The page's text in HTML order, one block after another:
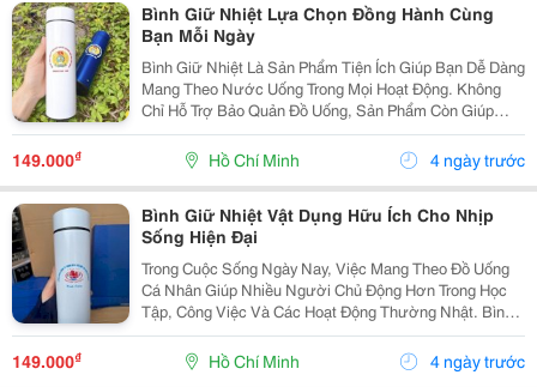
Bình Giữ Nhiệt Lựa Chọn Đồng Hành Cùng
Bạn Mỗi Ngày
Bình Giữ Nhiệt Là Sản Phẩm Tiện Ích Giúp Bạn Dễ Dàng
Mang Theo Nước Uống Trong Mọi Hoạt Động. Không
Chỉ Hỗ Trợ Bảo Quản Đồ Uống, Sản Phẩm Còn Giúp
Hình Thành Thói Quen Sử Dụng Đồ Dùng Cá Nhân, Phù
Hợp Với Nhịp Sống Bận Rộn Hiện Nay. Chọn Bình
149.000₫ Hồ Chí Minh 4 ngày trước
Bình Giữ Nhiệt Vật Dụng Hữu Ích Cho Nhịp
Sống Hiện Đại
Trong Cuộc Sống Ngày Nay, Việc Mang Theo Đồ Uống
Cá Nhân Giúp Nhiều Người Chủ Động Hơn Trong Học
Tập, Công Việc Và Các Hoạt Động Thường Nhật. Bình
Giữ Nhiệt Là Lựa Chọn Tiện Lợi, Giúp Bạn Dễ Dàng
Chuẩn Bị Nước Uống Yêu Thích Và Sử Dụng Trong
Nhiều...
149.000₫ Hồ Chí Minh 4 ngày trước